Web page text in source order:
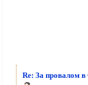
Re: За провалом